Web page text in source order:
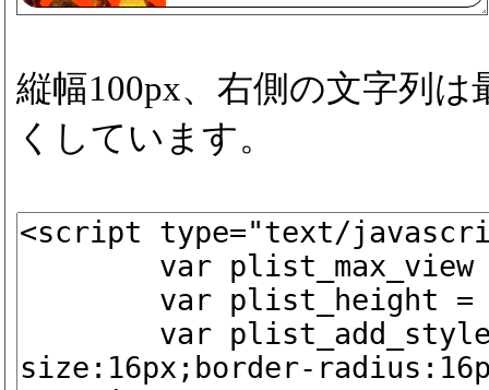
縦幅100px、右側の文字列
くしています。